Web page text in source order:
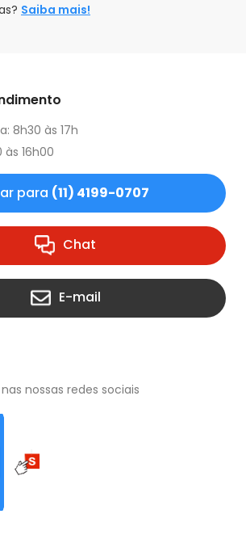
Saiba mais!
8h30 às 17h
16h00
para (11) 4199-0707
Chat
E-mail
nossas redes sociais